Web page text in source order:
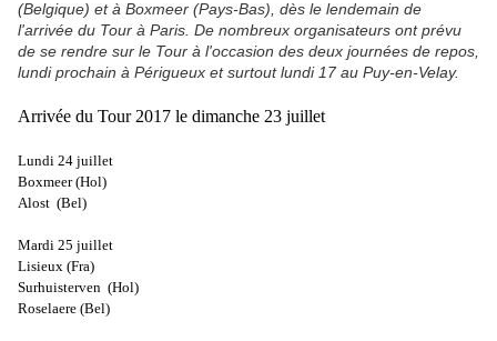
(Belgique) et à Boxmeer (Pays-Bas), dès le lendemain de
l'arrivée du Tour à Paris. De nombreux organisateurs ont prévu
de se rendre sur le Tour à l'occasion des deux journées de repos,
lundi prochain à Périgueux et surtout lundi 17 au Puy-en-Velay.
Arrivée du Tour 2017 le dimanche 23 juillet
Lundi 24 juillet
Boxmeer (Hol)
Alost (Bel)
Mardi 25 juillet
Lisieux (Fra)
Surhuisterven (Hol)
Roselaere (Bel)